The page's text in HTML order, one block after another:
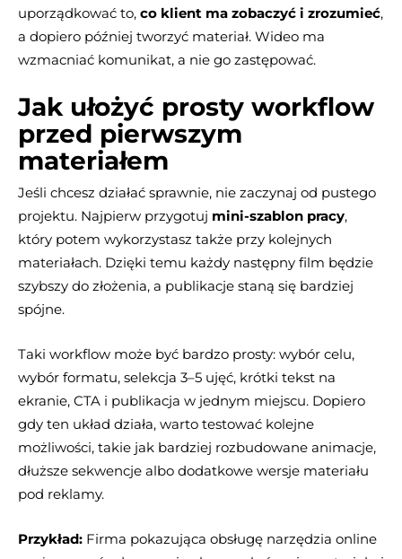
uporządkować to, co klient ma zobaczyć i zrozumieć,
a dopiero później tworzyć materiał. Wideo ma
wzmacniać komunikat, a nie go zastępować.
Jak ułożyć prosty workflow
przed pierwszym
materiałem
Jeśli chcesz działać sprawnie, nie zaczynaj od pustego
projektu. Najpierw przygotuj mini-szablon pracy,
który potem wykorzystasz także przy kolejnych
materiałach. Dzięki temu każdy następny film będzie
szybszy do złożenia, a publikacje staną się bardziej
spójne.
Taki workflow może być bardzo prosty: wybór celu,
wybór formatu, selekcja 3–5 ujęć, krótki tekst na
ekranie, CTA i publikacja w jednym miejscu. Dopiero
gdy ten układ działa, warto testować kolejne
możliwości, takie jak bardziej rozbudowane animacje,
dłuższe sekwencje albo dodatkowe wersje materiału
pod reklamy.
Przykład: Firma pokazująca obsługę narzędzia online